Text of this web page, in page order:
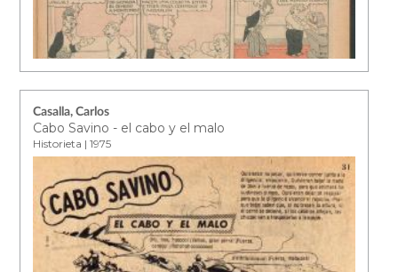
Casalla, Carlos
Cabo Savino - el cabo y el malo
Historieta | 1975